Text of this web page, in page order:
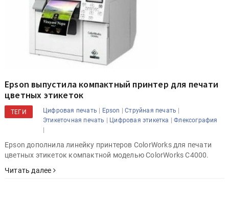
Epson выпустила компактный принтер для печати
цветных этикеток
ТЕГИ Цифровая печать | Epson |Струйная печать |
Этикеточная печать | Цифровая этикетка |Флексография
|
Epson дополнила линейку принтеров ColorWorks для печати
цветных этикеток компактной моделью ColorWorks C4000.
Читать далее